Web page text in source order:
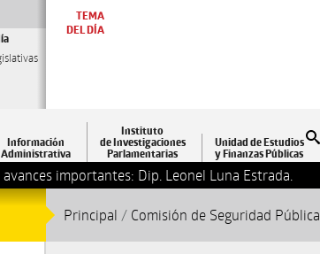
TEMA
DEL DÍA
Información
Administrativa
Instituto
de Investigaciones
Parlamentarias
Unidad de Estudios
y Finanzas Públicas
importantes: Dip. Leonel Luna Estrada.
Principal / Comisión de Seguridad Pública